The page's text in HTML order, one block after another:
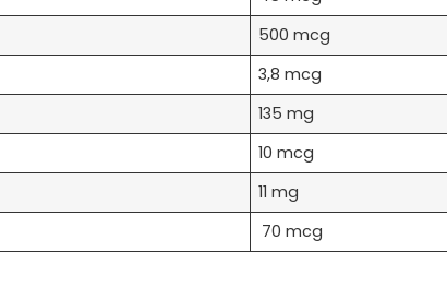
500 mcg
3,8 mcg
135 mg
10 mcg
11 mg
70 mcg